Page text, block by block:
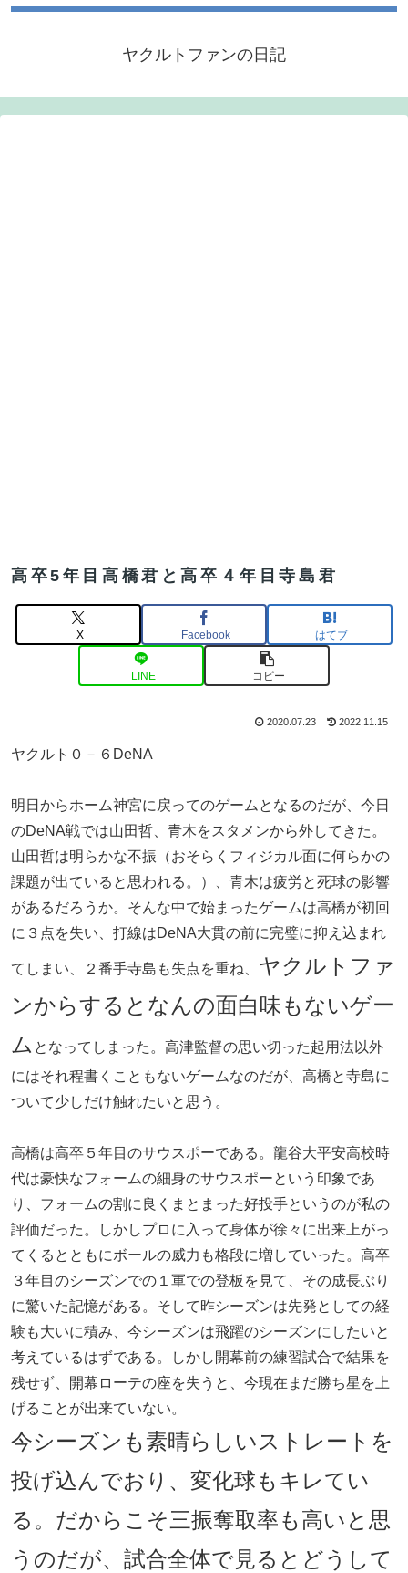
ヤクルトファンの日記
高卒5年目高橋君と高卒４年目寺島君
X Facebook はてブ
LINE コピー
2020.07.23 2022.11.15
ヤクルト０－６DeNA
明日からホーム神宮に戻ってのゲームとなるのだが、今日
のDeNA戦では山田哲、青木をスタメンから外してきた。
山田哲は明らかな不振（おそらくフィジカル面に何らかの
課題が出ていると思われる。）、青木は疲労と死球の影響
があるだろうか。そんな中で始まったゲームは高橋が初回
に３点を失い、打線はDeNA大貫の前に完璧に抑え込まれ
てしまい、２番手寺島も失点を重ね、 ヤクルトファ
ンからするとなんの面白味もないゲー
ム となってしまった。高津監督の思い切った起用法以外
にはそれ程書くこともないゲームなのだが、高橋と寺島に
ついて少しだけ触れたいと思う。
高橋は高卒５年目のサウスポーである。龍谷大平安高校時
代は豪快なフォームの細身のサウスポーという印象であ
り、フォームの割に良くまとまった好投手というのが私の
評価だった。しかしプロに入って身体が徐々に出来上がっ
てくるとともにボールの威力も格段に増していった。高卒
３年目のシーズンでの１軍での登板を見て、その成長ぶり
に驚いた記憶がある。そして昨シーズンは先発としての経
験も大いに積み、今シーズンは飛躍のシーズンにしたいと
考えているはずである。しかし開幕前の練習試合で結果を
残せず、開幕ローテの座を失うと、今現在まだ勝ち星を上
げることが出来ていない。
今シーズンも素晴らしいストレートを
投げ込んでおり、変化球もキレてい
る。だからこそ三振奪取率も高いと思
うのだが、試合全体で見るとどうして